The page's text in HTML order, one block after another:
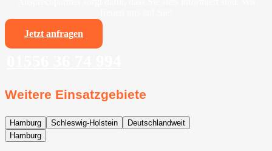
Jetzt anfragen
Weitere Einsatzgebiete
Hamburg Schleswig-Holstein
Deutschlandweit
Hamburg